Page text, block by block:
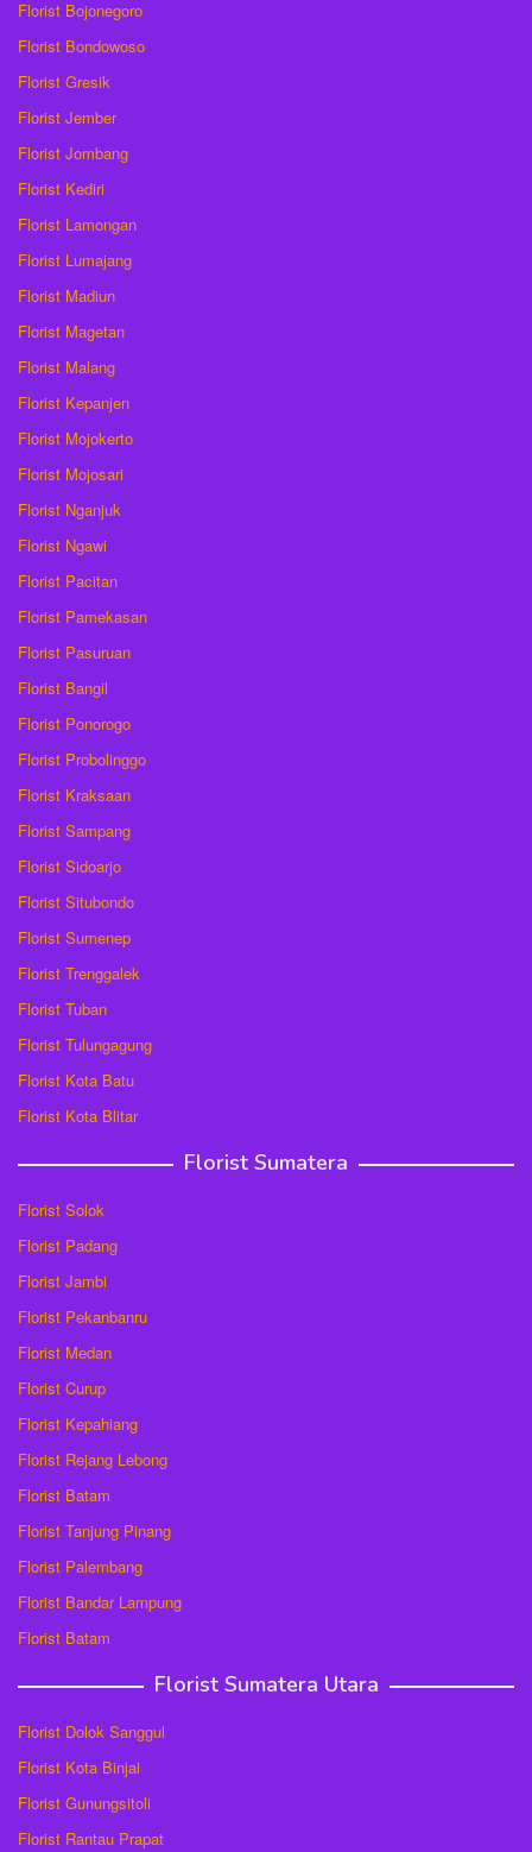
Florist Bojonegoro
Florist Bondowoso
Florist Gresik
Florist Jember
Florist Jombang
Florist Kediri
Florist Lamongan
Florist Lumajang
Florist Madiun
Florist Magetan
Florist Malang
Florist Kepanjen
Florist Mojokerto
Florist Mojosari
Florist Nganjuk
Florist Ngawi
Florist Pacitan
Florist Pamekasan
Florist Pasuruan
Florist Bangil
Florist Ponorogo
Florist Probolinggo
Florist Kraksaan
Florist Sampang
Florist Sidoarjo
Florist Situbondo
Florist Sumenep
Florist Trenggalek
Florist Tuban
Florist Tulungagung
Florist Kota Batu
Florist Kota Blitar
Florist Sumatera
Florist Solok
Florist Padang
Florist Jambi
Florist Pekanbanru
Florist Medan
Florist Curup
Florist Kepahiang
Florist Rejang Lebong
Florist Batam
Florist Tanjung Pinang
Florist Palembang
Florist Bandar Lampung
Florist Batam
Florist Sumatera Utara
Florist Dolok Sanggul
Florist Kota Binjai
Florist Gunungsitoli
Florist Rantau Prapat